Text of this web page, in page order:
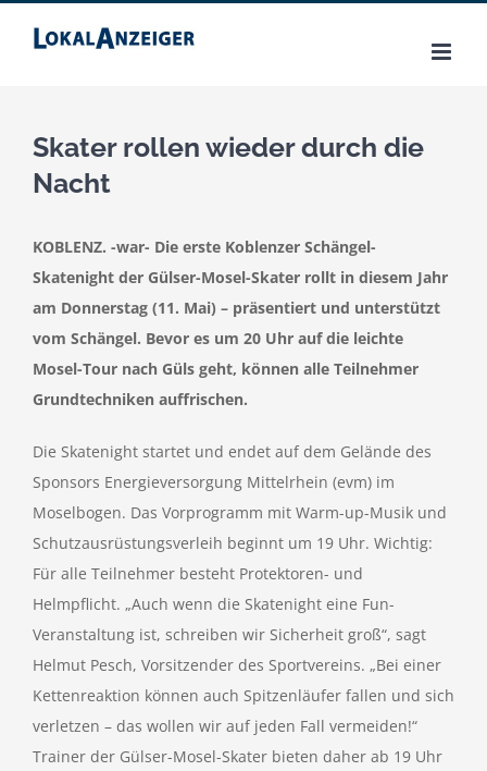
Inhalt
Skater rollen wieder durch die
Nacht
KOBLENZ. -war- Die erste Koblenzer Schängel-
Skatenight der Gülser-Mosel-Skater rollt in diesem Jahr
am Donnerstag (11. Mai) – präsentiert und unterstützt
vom Schängel. Bevor es um 20 Uhr auf die leichte
Mosel-Tour nach Güls geht, können alle Teilnehmer
Grundtechniken auffrischen.
Die Skatenight startet und endet auf dem Gelände des
Sponsors Energieversorgung Mittelrhein (evm) im
Moselbogen. Das Vorprogramm mit Warm-up-Musik und
Schutzausrüstungsverleih beginnt um 19 Uhr. Wichtig:
Für alle Teilnehmer besteht Protektoren- und
Helmpflicht. „Auch wenn die Skatenight eine Fun-
Veranstaltung ist, schreiben wir Sicherheit groß“, sagt
Helmut Pesch, Vorsitzender des Sportvereins. „Bei einer
Kettenreaktion können auch Spitzenläufer fallen und sich
verletzen – das wollen wir auf jeden Fall vermeiden!“
Trainer der Gülser-Mosel-Skater bieten daher ab 19 Uhr